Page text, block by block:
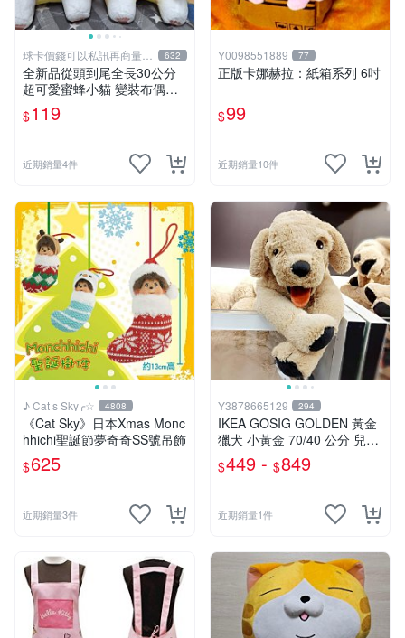
球卡價錢可以私訊再商量喔 632
全新品從頭到尾全長30公分
超可愛蜜蜂小貓 變裝布偶娃
娃 靠墊抱枕 可愛玩偶娃娃 舒
壓療癒小朋友禮物生日禮物交
$119
近期銷量4件
Y0098551889 77
正版卡娜赫拉：紙箱系列 6吋
$99
近期銷量10件
♪ Cat s Sky╭☆ 4808
《Cat Sky》日本Xmas Monc
hhichi聖誕節夢奇奇SS號吊飾
$625
近期銷量3件
Y3878665129 294
IKEA GOSIG GOLDEN 黃金
獵犬 小黃金 70/40 公分 兒童
擺飾 玩偶 大狗 小狗 狗
$449 - $849
近期銷量1件